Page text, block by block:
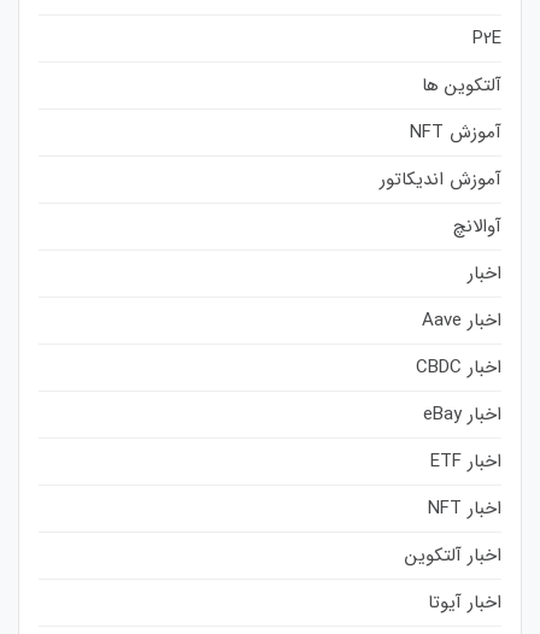
P2E
آلتکوین ها
آموزش NFT
آموزش اندیکاتور
آوالانچ
اخبار
اخبار Aave
اخبار CBDC
اخبار eBay
اخبار ETF
اخبار NFT
اخبار آلتکوین
اخبار آیوتا